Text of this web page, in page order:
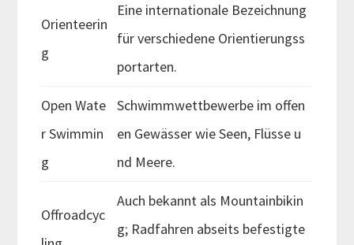
Orienteerin
g
Eine internationale Bezeichnung
für verschiedene Orientierungss
portarten.
Open Wate
r Swimmin
g
Schwimmwettbewerbe im offen
en Gewässer wie Seen, Flüsse u
nd Meere.
Offroadcyc
Auch bekannt als Mountainbikin
g; Radfahren abseits befestigte